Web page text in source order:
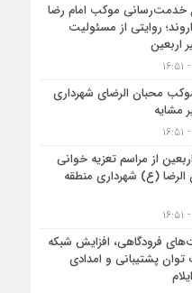
خدمت‌رسانی موکب امام رضا
روایتی از مسئولیت
اربعین
محبان الرضای شهرداری
از مراسم تعزیه خوانی
(ع) شهرداری منطقه
فرودگاهی، افزایش شبکه
پشتیبانی و امدادی